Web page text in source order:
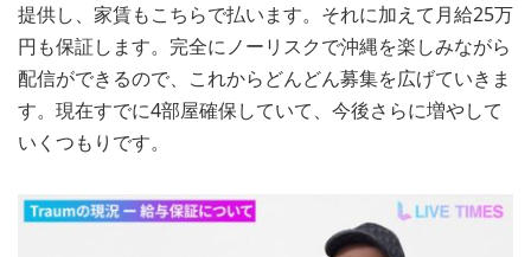
提供し、家賃もこちらで払います。それに加えて月給25万
円も保証します。完全にノーリスクで沖縄を楽しみながら
配信ができるので、これからどんどん募集を広げていきま
す。現在すでに4部屋確保していて、今後さらに増やして
いくつもりです。